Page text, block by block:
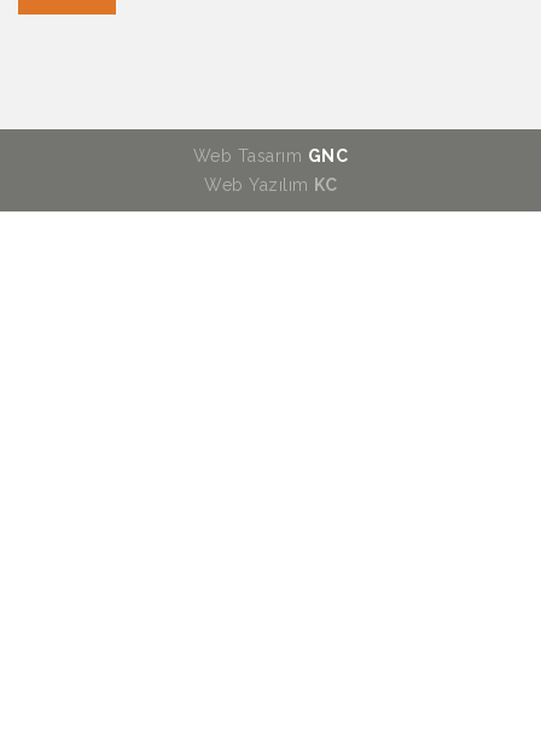
Web Tasarım GNC
Web Yazılım KC